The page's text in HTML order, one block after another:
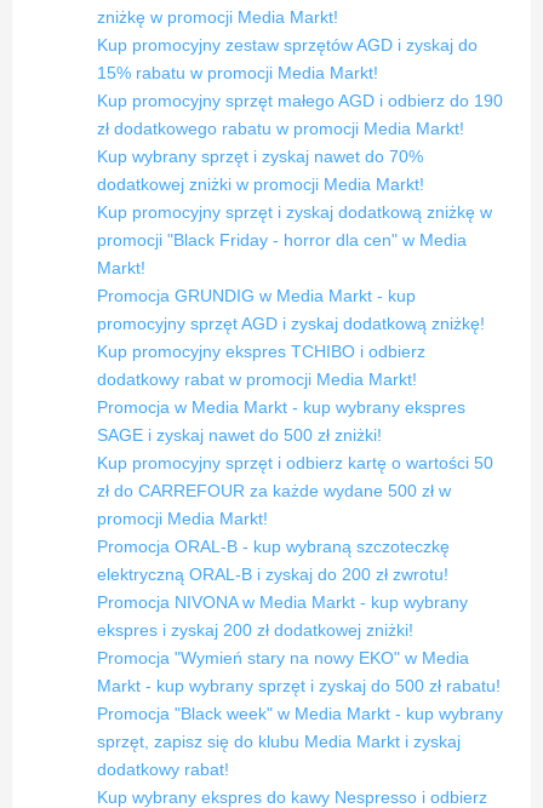
zniżkę w promocji Media Markt!
Kup promocyjny zestaw sprzętów AGD i zyskaj do
15% rabatu w promocji Media Markt!
Kup promocyjny sprzęt małego AGD i odbierz do 190
zł dodatkowego rabatu w promocji Media Markt!
Kup wybrany sprzęt i zyskaj nawet do 70%
dodatkowej zniżki w promocji Media Markt!
Kup promocyjny sprzęt i zyskaj dodatkową zniżkę w
promocji "Black Friday - horror dla cen" w Media
Markt!
Promocja GRUNDIG w Media Markt - kup
promocyjny sprzęt AGD i zyskaj dodatkową zniżkę!
Kup promocyjny ekspres TCHIBO i odbierz
dodatkowy rabat w promocji Media Markt!
Promocja w Media Markt - kup wybrany ekspres
SAGE i zyskaj nawet do 500 zł zniżki!
Kup promocyjny sprzęt i odbierz kartę o wartości 50
zł do CARREFOUR za każde wydane 500 zł w
promocji Media Markt!
Promocja ORAL-B - kup wybraną szczoteczkę
elektryczną ORAL-B i zyskaj do 200 zł zwrotu!
Promocja NIVONA w Media Markt - kup wybrany
ekspres i zyskaj 200 zł dodatkowej zniżki!
Promocja "Wymień stary na nowy EKO" w Media
Markt - kup wybrany sprzęt i zyskaj do 500 zł rabatu!
Promocja "Black week" w Media Markt - kup wybrany
sprzęt, zapisz się do klubu Media Markt i zyskaj
dodatkowy rabat!
Kup wybrany ekspres do kawy Nespresso i odbierz